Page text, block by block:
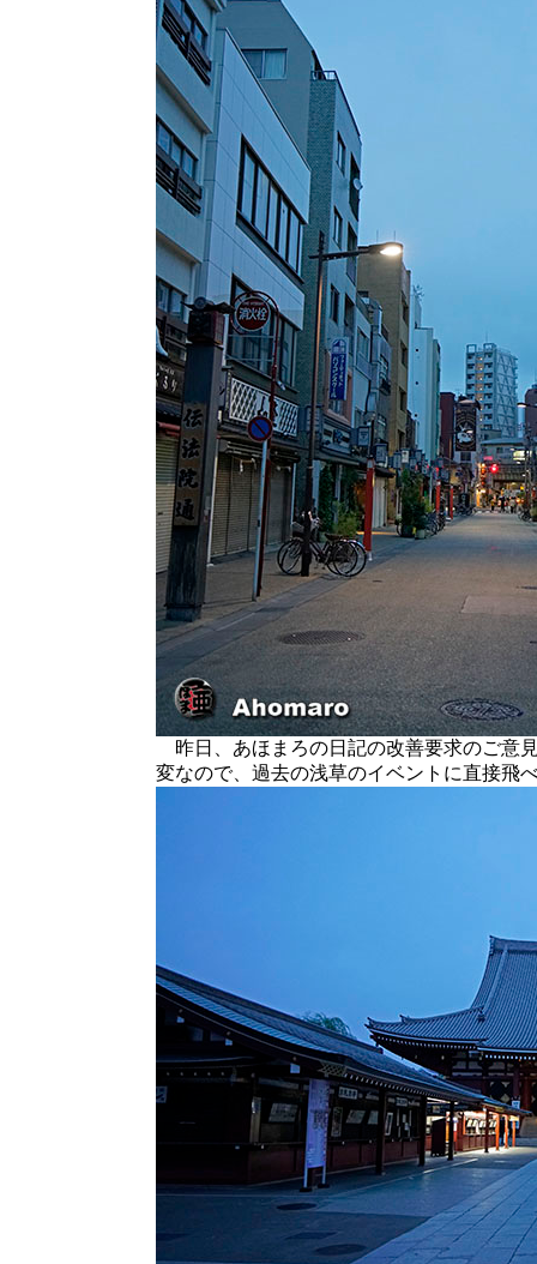
昨日、あほまろの日記の改善要求のご意
変なので、過去の浅草のイベントに直接飛